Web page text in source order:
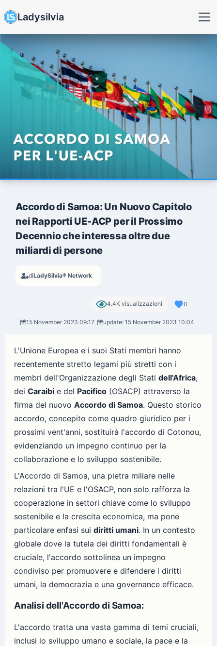
Ladysilvia
Accordo di Samoa: Un Nuovo Capitolo
nei Rapporti UE-ACP per il Prossimo
Decennio che interessa oltre due
miliardi di persone
diLadySilvia® Network
4.4K visualizzazioni 0
15 November 2023 09:17 update: 15 November 2023 10:04
L'Unione Europea e i suoi Stati membri hanno
recentemente stretto legami più stretti con i
membri dell'Organizzazione degli Stati dell'Africa,
dei Caraibi e del Pacifico (OSACP) attraverso la
firma del nuovo Accordo di Samoa. Questo storico
accordo, concepito come quadro giuridico per i
prossimi vent'anni, sostituirà l'accordo di Cotonou,
evidenziando un impegno continuo per la
collaborazione e lo sviluppo sostenibile.
L'Accordo di Samoa, una pietra miliare nelle
relazioni tra l'UE e l'OSACP, non solo rafforza la
cooperazione in settori chiave come lo sviluppo
sostenibile e la crescita economica, ma pone
particolare enfasi sui diritti umani. In un contesto
globale dove la tutela dei diritti fondamentali è
cruciale, l'accordo sottolinea un impegno
condiviso per promuovere e difendere i diritti
umani, la democrazia e una governance efficace.
Analisi dell'Accordo di Samoa:
L'accordo tratta una vasta gamma di temi cruciali,
inclusi lo sviluppo umano e sociale, la pace e la